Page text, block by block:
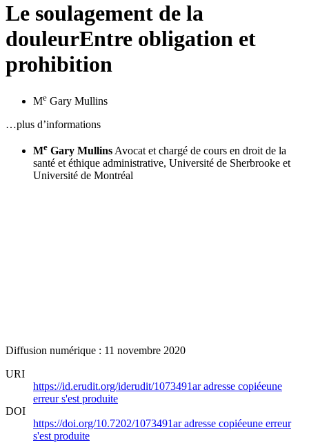
Le soulagement de la
douleurEntre obligation et
prohibition
Me Gary Mullins
…plus d’informations
Me Gary Mullins Avocat et chargé de cours en droit de la
santé et éthique administrative, Université de Sherbrooke et
Université de Montréal
Diffusion numérique : 11 novembre 2020
URI
https://id.erudit.org/iderudit/1073491aradresse copiéeune
erreur s'est produite
DOI
https://doi.org/10.7202/1073491aradresse copiéeune erreur
s'est produite